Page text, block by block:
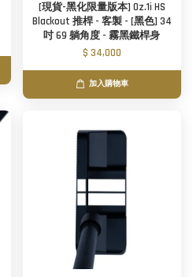
[現貨-黑化限量版本] Oz.1i HS
Blackout 推桿 - 客製 - [黑色] 34
吋 69 躺角度 - 霧黑鐵桿身
$ 34,000
加入購物車